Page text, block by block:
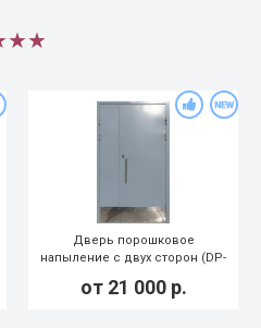
Дверь порошковое
напыление с двух сторон (DP-
от 21 000р.